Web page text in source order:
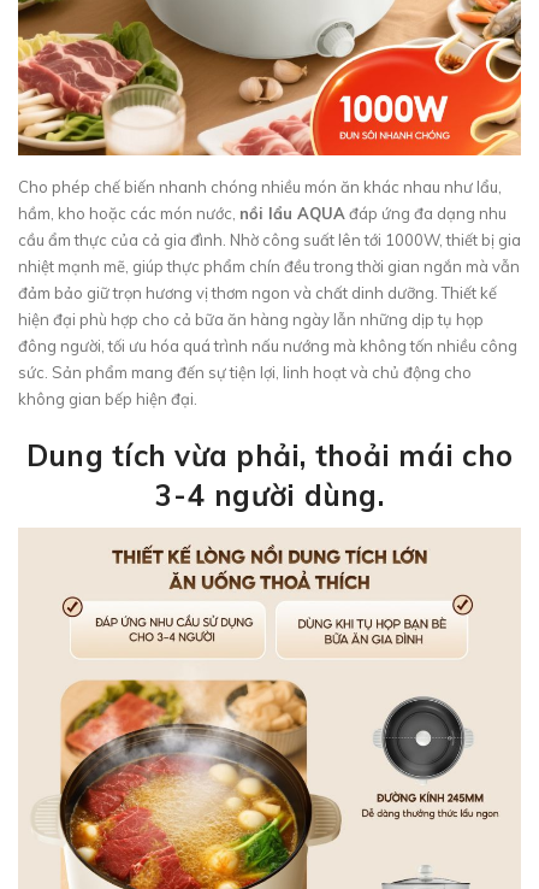
Cho phép chế biến nhanh chóng nhiều món ăn khác nhau như lẩu,
hầm, kho hoặc các món nước, nồi lẩu AQUA đáp ứng đa dạng nhu
cầu ẩm thực của cả gia đình. Nhờ công suất lên tới 1000W, thiết bị gia
nhiệt mạnh mẽ, giúp thực phẩm chín đều trong thời gian ngắn mà vẫn
đảm bảo giữ trọn hương vị thơm ngon và chất dinh dưỡng. Thiết kế
hiện đại phù hợp cho cả bữa ăn hàng ngày lẫn những dịp tụ họp
đông người, tối ưu hóa quá trình nấu nướng mà không tốn nhiều công
sức. Sản phẩm mang đến sự tiện lợi, linh hoạt và chủ động cho
không gian bếp hiện đại.
Dung tích vừa phải, thoải mái cho
3-4 người dùng.